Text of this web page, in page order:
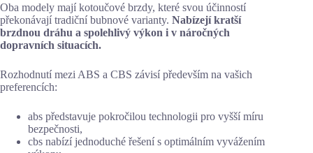
Oba modely mají kotoučové brzdy, které svou účinností
překonávají tradiční bubnové varianty. Nabízejí kratší
brzdnou dráhu a spolehlivý výkon i v náročných
dopravních situacích.
Rozhodnutí mezi ABS a CBS závisí především na vašich
preferencích:
abs představuje pokročilou technologii pro vyšší míru
bezpečnosti,
cbs nabízí jednoduché řešení s optimálním vyvážením